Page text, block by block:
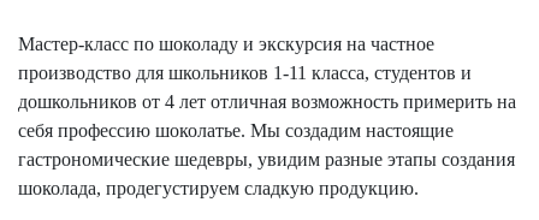
Мастер-класс по шоколаду и экскурсия на частное
производство для школьников 1-11 класса, студентов и
дошкольников от 4 лет отличная возможность примерить на
себя профессию шоколатье. Мы создадим настоящие
гастрономические шедевры, увидим разные этапы создания
шоколада, продегустируем сладкую продукцию.